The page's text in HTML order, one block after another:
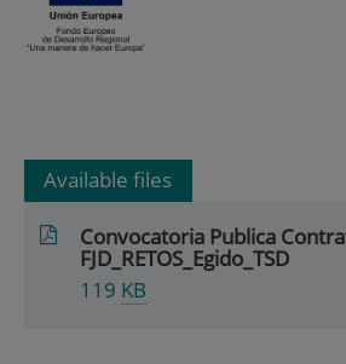
Available files
Convocatoria Publica
FJD_RETOS_Egido_TSD
119 KB